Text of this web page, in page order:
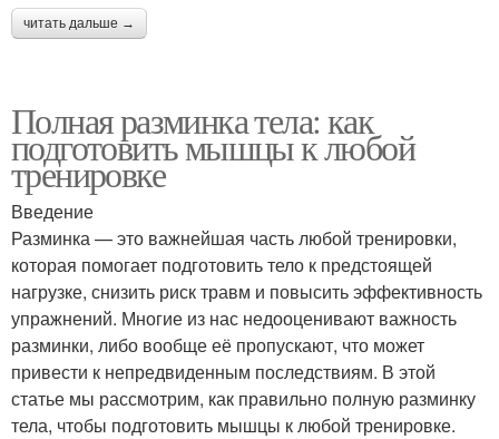
читать дальше →
Полная разминка тела: как
подготовить мышцы к любой
тренировке
Введение
Разминка — это важнейшая часть любой тренировки,
которая помогает подготовить тело к предстоящей
нагрузке, снизить риск травм и повысить эффективность
упражнений. Многие из нас недооценивают важность
разминки, либо вообще её пропускают, что может
привести к непредвиденным последствиям. В этой
статье мы рассмотрим, как правильно полную разминку
тела, чтобы подготовить мышцы к любой тренировке.